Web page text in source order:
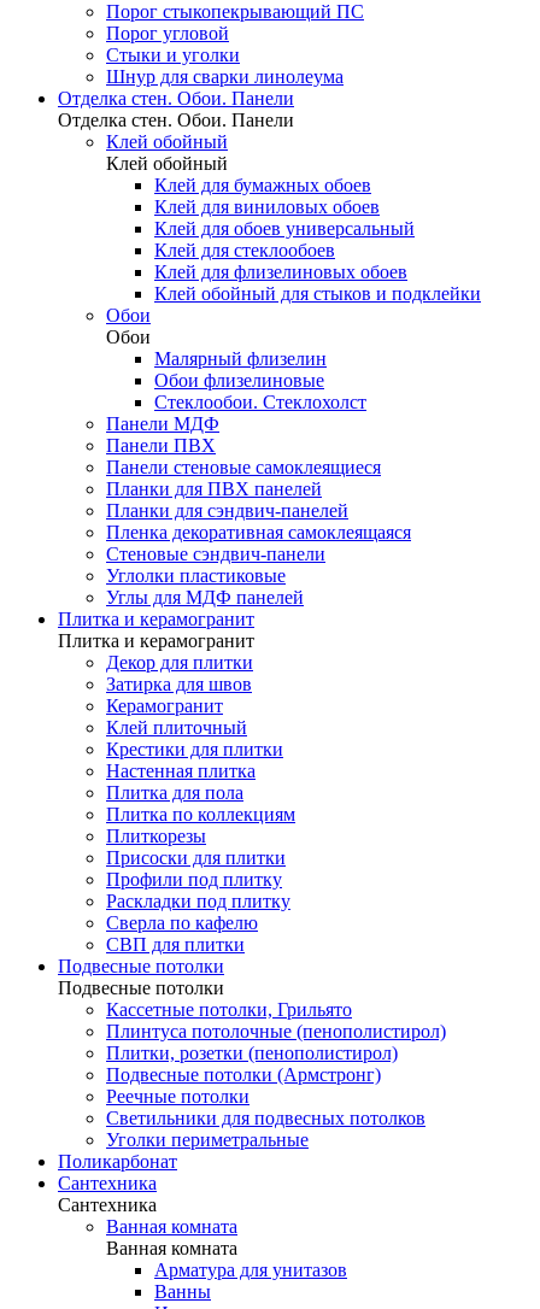
Порог стыкопекрывающий ПС
Порог угловой
Стыки и уголки
Шнур для сварки линолеума
Отделка стен. Обои. Панели
Отделка стен. Обои. Панели
Клей обойный
Клей обойный
Клей для бумажных обоев
Клей для виниловых обоев
Клей для обоев универсальный
Клей для стеклообоев
Клей для флизелиновых обоев
Клей обойный для стыков и подклейки
Обои
Обои
Малярный флизелин
Обои флизелиновые
Стеклообои. Стеклохолст
Панели МДФ
Панели ПВХ
Панели стеновые самоклеящиеся
Планки для ПВХ панелей
Планки для сэндвич-панелей
Пленка декоративная самоклеящаяся
Стеновые сэндвич-панели
Углолки пластиковые
Углы для МДФ панелей
Плитка и керамогранит
Плитка и керамогранит
Декор для плитки
Затирка для швов
Керамогранит
Клей плиточный
Крестики для плитки
Настенная плитка
Плитка для пола
Плитка по коллекциям
Плиткорезы
Присоски для плитки
Профили под плитку
Раскладки под плитку
Сверла по кафелю
СВП для плитки
Подвесные потолки
Подвесные потолки
Кассетные потолки, Грильято
Плинтуса потолочные (пенополистирол)
Плитки, розетки (пенополистирол)
Подвесные потолки (Армстронг)
Реечные потолки
Светильники для подвесных потолков
Уголки периметральные
Поликарбонат
Сантехника
Сантехника
Ванная комната
Ванная комната
Арматура для унитазов
Ванны